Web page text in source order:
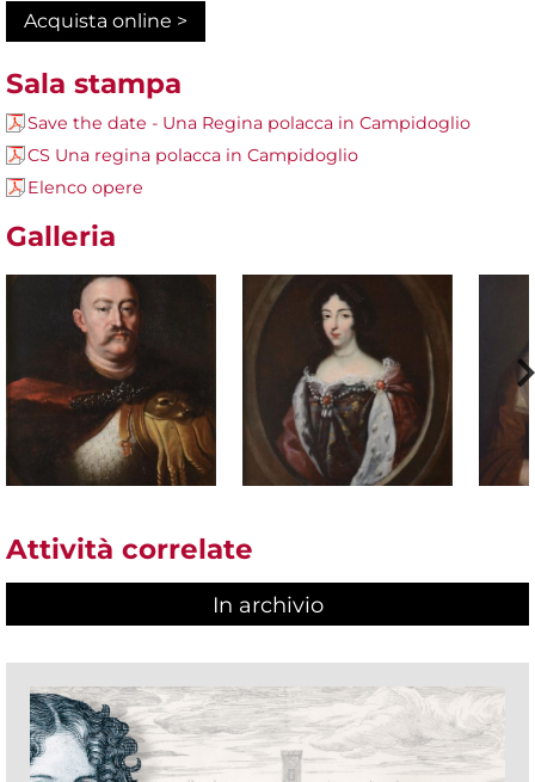
Acquista online >
Sala stampa
Save the date - Una Regina polacca in Campidoglio
CS Una regina polacca in Campidoglio
Elenco opere
Galleria
Attività correlate
In archivio